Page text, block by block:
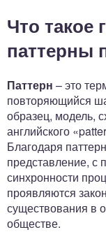
Что такое
паттерны
Паттерн – это
повторяющийся
образец, модель,
английского
Благодаря
представление, с
синхронности
проявляются
существования в
обществе.